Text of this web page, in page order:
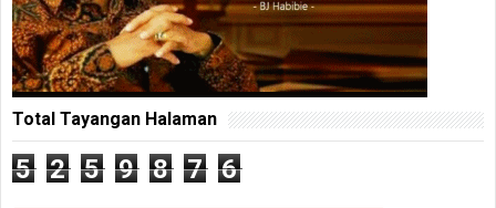
Total Tayangan Halaman
5 2 5 9 8 7 6